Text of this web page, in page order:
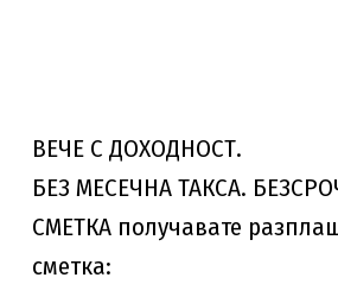
ВЕЧЕ С ДОХОДНОСТ.
БЕЗ МЕСЕЧНА ТАКСА.
СМЕТКА получавате
сметка: